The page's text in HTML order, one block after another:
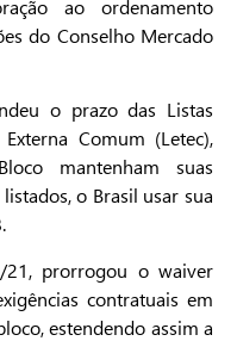
ao ordenamento
do Conselho Mercado
o prazo das Listas
Comum (Letec),
mantenham suas
o Brasil usar sua
21, prorrogou o waiver
contratuais em
estendendo assim a